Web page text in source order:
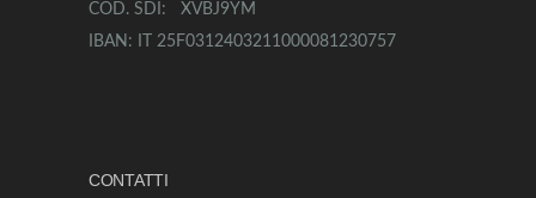
COD. SDI: XVBJ9YM
IBAN: IT 25F0312403211000081230757
CONTATTI